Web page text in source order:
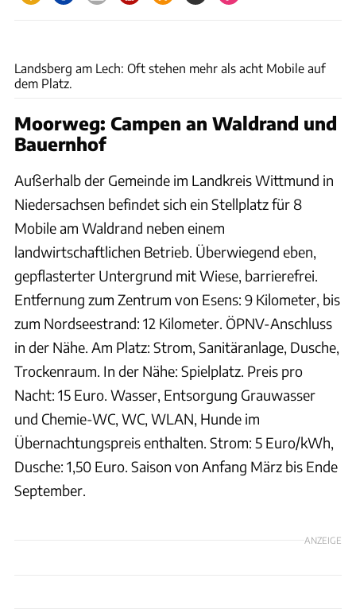
Landsberg am Lech: Oft stehen mehr als acht Mobile auf
dem Platz.
Moorweg: Campen an Waldrand und
Bauernhof
Außerhalb der Gemeinde im Landkreis Wittmund in
Niedersachsen befindet sich ein Stellplatz für 8
Mobile am Waldrand neben einem
landwirtschaftlichen Betrieb. Überwiegend eben,
gepflasterter Untergrund mit Wiese, barrierefrei.
Entfernung zum Zentrum von Esens: 9 Kilometer, bis
zum Nordseestrand: 12 Kilometer. ÖPNV-Anschluss
in der Nähe. Am Platz: Strom, Sanitäranlage, Dusche,
Trockenraum. In der Nähe: Spielplatz. Preis pro
Nacht: 15 Euro. Wasser, Entsorgung Grauwasser
und Chemie-WC, WC, WLAN, Hunde im
Übernachtungspreis enthalten. Strom: 5 Euro/kWh,
Dusche: 1,50 Euro. Saison von Anfang März bis Ende
September.
ANZEIGE